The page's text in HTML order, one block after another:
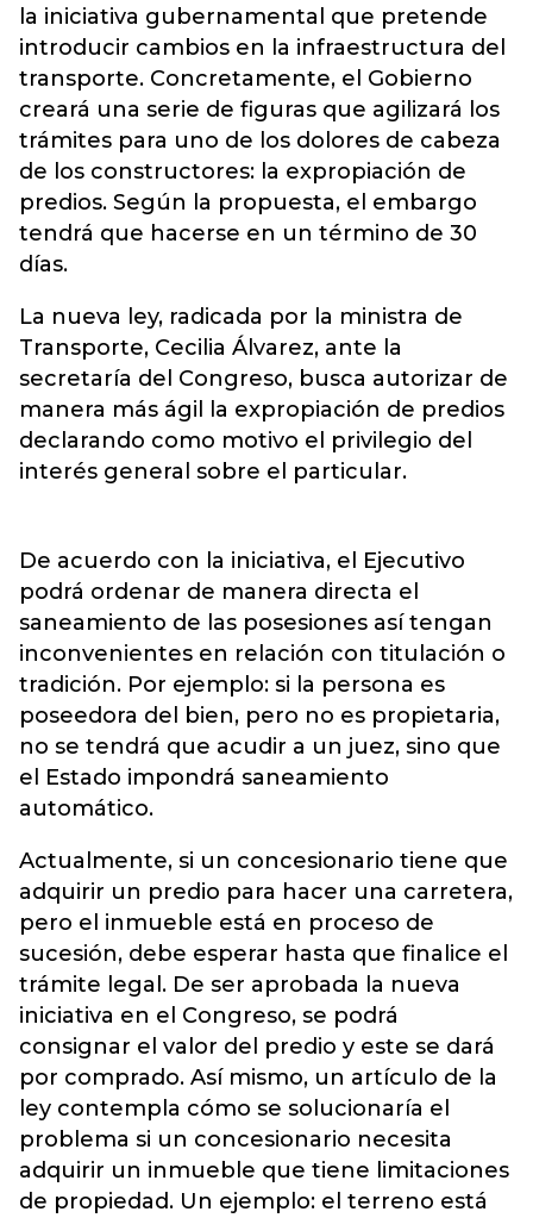
la iniciativa gubernamental que pretende
introducir cambios en la infraestructura del
transporte. Concretamente, el Gobierno
creará una serie de figuras que agilizará los
trámites para uno de los dolores de cabeza
de los constructores: la expropiación de
predios. Según la propuesta, el embargo
tendrá que hacerse en un término de 30
días.
La nueva ley, radicada por la ministra de
Transporte, Cecilia Álvarez, ante la
secretaría del Congreso, busca autorizar de
manera más ágil la expropiación de predios
declarando como motivo el privilegio del
interés general sobre el particular.
De acuerdo con la iniciativa, el Ejecutivo
podrá ordenar de manera directa el
saneamiento de las posesiones así tengan
inconvenientes en relación con titulación o
tradición. Por ejemplo: si la persona es
poseedora del bien, pero no es propietaria,
no se tendrá que acudir a un juez, sino que
el Estado impondrá saneamiento
automático.
Actualmente, si un concesionario tiene que
adquirir un predio para hacer una carretera,
pero el inmueble está en proceso de
sucesión, debe esperar hasta que finalice el
trámite legal. De ser aprobada la nueva
iniciativa en el Congreso, se podrá
consignar el valor del predio y este se dará
por comprado. Así mismo, un artículo de la
ley contempla cómo se solucionaría el
problema si un concesionario necesita
adquirir un inmueble que tiene limitaciones
de propiedad. Un ejemplo: el terreno está